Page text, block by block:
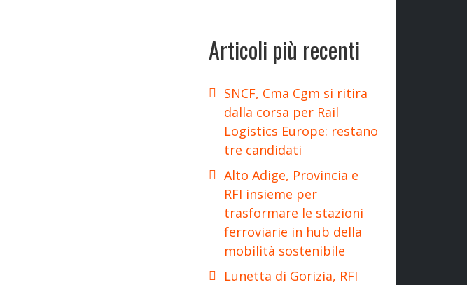
Articoli più recenti
SNCF, Cma Cgm si ritira
dalla corsa per Rail
Logistics Europe: restano
tre candidati
Alto Adige, Provincia e
RFI insieme per
trasformare le stazioni
ferroviarie in hub della
mobilità sostenibile
Lunetta di Gorizia, RFI